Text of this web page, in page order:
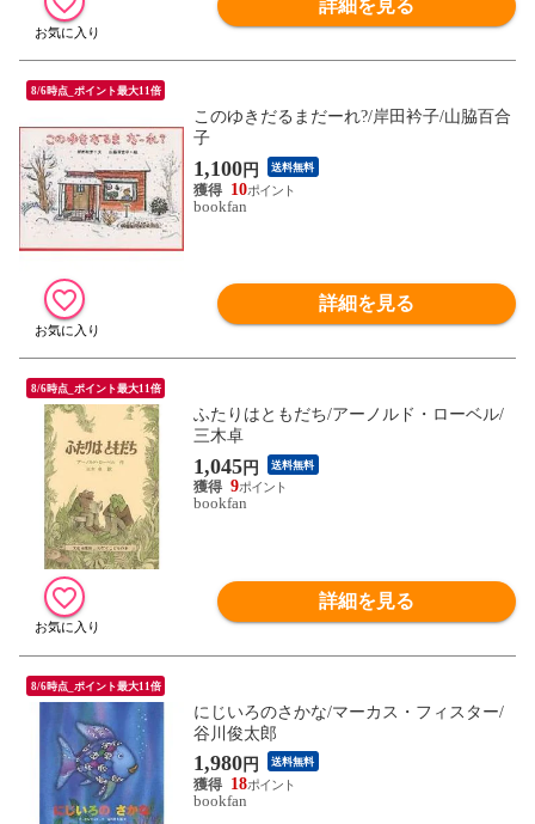
詳細を見る
8/6時点_ポイント最大11倍
このゆきだるまだーれ?/岸田衿子/山脇百合
子
1,100円 送料無料
10
bookfan
詳細を見る
8/6時点_ポイント最大11倍
ふたりはともだち/アーノルド・ローベル/
三木卓
1,045円 送料無料
9
bookfan
詳細を見る
8/6時点_ポイント最大11倍
にじいろのさかな/マーカス・フィスター/
谷川俊太郎
1,980円 送料無料
18
bookfan